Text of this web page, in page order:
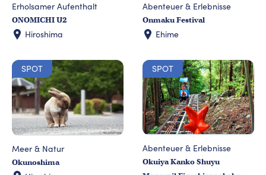
Erholsamer Aufenthalt
ONOMICHI U2
Hiroshima
Abenteuer & Erlebnisse
Onmaku Festival
Ehime
SPOT
Meer & Natur
Okunoshima
SPOT
Abenteuer & Erlebnisse
Okuiya Kanko Shuyu